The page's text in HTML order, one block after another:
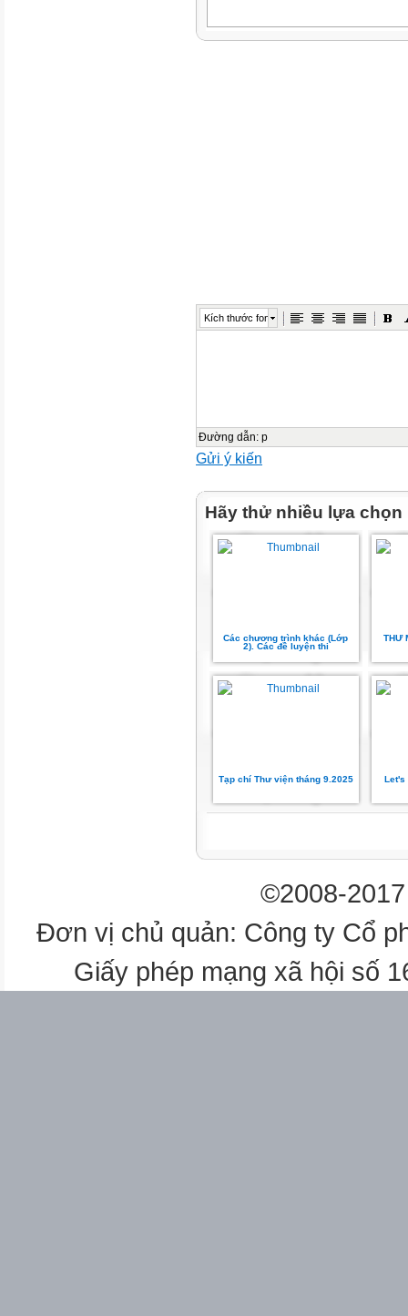
Kích thước font
Đường dẫn: p
Gửi ý kiến
Hãy thử nhiều lựa chọn
Các chương trình khác (Lớp
2). Các đề luyện thi
THƯ
Tạp chí Thư viện tháng 9.2025 Let's
©2008-
Đơn vị chủ quản: Công ty Cổ
Giấy phép mạng xã hội số